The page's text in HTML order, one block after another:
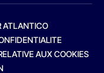
ATLANTICO
AUX COOKIES